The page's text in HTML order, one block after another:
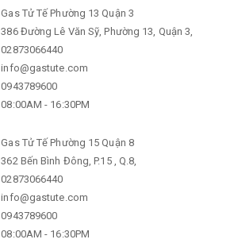
Gas Tử Tế Phường 13 Quận 3
386 Đường Lê Văn Sỹ, Phường 13, Quận 3,
02873066440
info@gastute.com
0943789600
08:00AM - 16:30PM
Gas Tử Tế Phường 15 Quận 8
362 Bến Bình Đông, P.15 , Q.8,
02873066440
info@gastute.com
0943789600
08:00AM - 16:30PM